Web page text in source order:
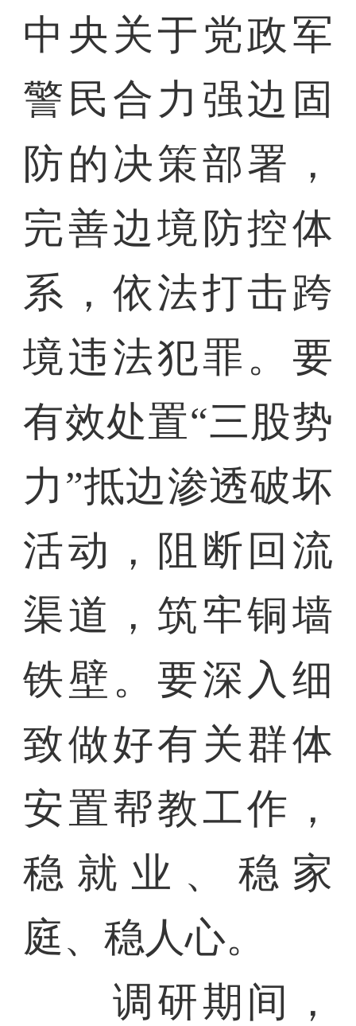
中央关于党政军
警民合力强边固
防的决策部署，
完善边境防控体
系，依法打击跨
境违法犯罪。要
有效处置“三股势
力”抵边渗透破坏
活动，阻断回流
渠道，筑牢铜墙
铁壁。要深入细
致做好有关群体
安置帮教工作，
稳就业、稳家
庭、稳人心。
调研期间，